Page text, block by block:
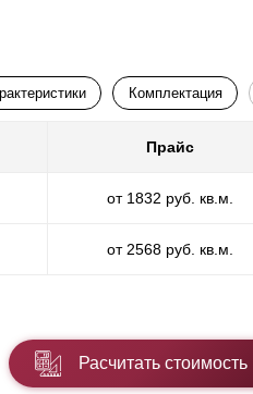
Комплектация
Прайс
от 1832 руб. кв.м.
от 2568 руб. кв.м.
Расчитать стоимость